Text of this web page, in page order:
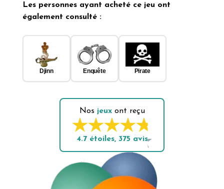
Les personnes ayant acheté ce jeu ont
également consulté :
Djinn Enquête Pirate
Nos jeux ont reçu
4.7étoiles, 375 avis